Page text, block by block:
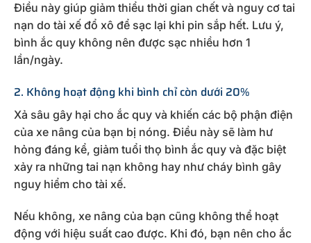
Điều này giúp giảm thiểu thời gian chết và nguy cơ tai
nạn do tài xế đổ xô để sạc lại khi pin sắp hết. Lưu ý,
bình ắc quy không nên được sạc nhiều hơn 1
lần/ngày.
2. Không hoạt động khi bình chỉ còn dưới 20%
Xả sâu gây hại cho ắc quy và khiến các bộ phận điện
của xe nâng của bạn bị nóng. Điều này sẽ làm hư
hỏng đáng kể, giảm tuổi thọ bình ắc quy và đặc biệt
xảy ra những tai nạn không hay như cháy bình gây
nguy hiểm cho tài xế.
Nếu không, xe nâng của bạn cũng không thể hoạt
động với hiệu suất cao được. Khi đó, bạn nên cho ắc